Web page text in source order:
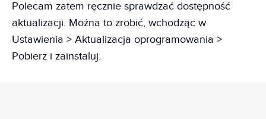
Polecam zatem ręcznie sprawdzać dostępność
aktualizacji. Można to zrobić, wchodząc w
Ustawienia > Aktualizacja oprogramowania >
Pobierz i zainstaluj.